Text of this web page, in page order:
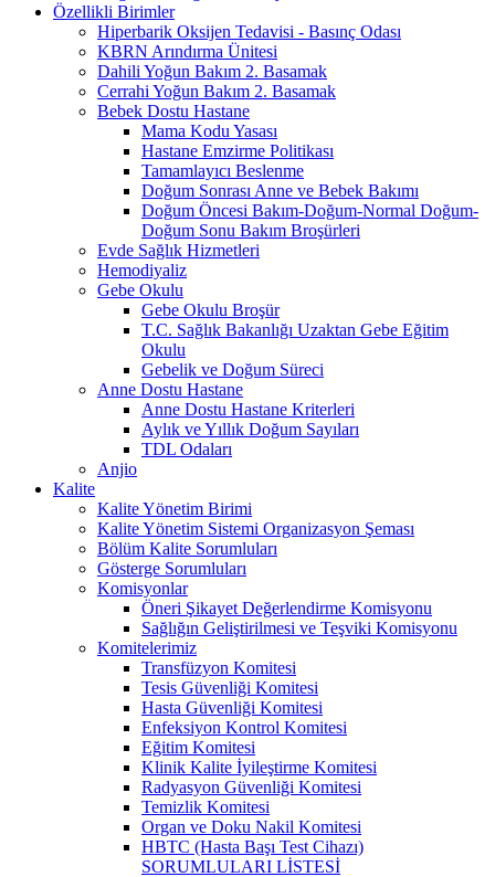
Özellikli Birimler
Hiperbarik Oksijen Tedavisi - Basınç Odası
KBRN Arındırma Ünitesi
Dahili Yoğun Bakım 2. Basamak
Cerrahi Yoğun Bakım 2. Basamak
Bebek Dostu Hastane
Mama Kodu Yasası
Hastane Emzirme Politikası
Tamamlayıcı Beslenme
Doğum Sonrası Anne ve Bebek Bakımı
Doğum Öncesi Bakım-Doğum-Normal Doğum-
Doğum Sonu Bakım Broşürleri
Evde Sağlık Hizmetleri
Hemodiyaliz
Gebe Okulu
Gebe Okulu Broşür
T.C. Sağlık Bakanlığı Uzaktan Gebe Eğitim
Okulu
Gebelik ve Doğum Süreci
Anne Dostu Hastane
Anne Dostu Hastane Kriterleri
Aylık ve Yıllık Doğum Sayıları
TDL Odaları
Anjio
Kalite
Kalite Yönetim Birimi
Kalite Yönetim Sistemi Organizasyon Şeması
Bölüm Kalite Sorumluları
Gösterge Sorumluları
Komisyonlar
Öneri Şikayet Değerlendirme Komisyonu
Sağlığın Geliştirilmesi ve Teşviki Komisyonu
Komitelerimiz
Transfüzyon Komitesi
Tesis Güvenliği Komitesi
Hasta Güvenliği Komitesi
Enfeksiyon Kontrol Komitesi
Eğitim Komitesi
Klinik Kalite İyileştirme Komitesi
Radyasyon Güvenliği Komitesi
Temizlik Komitesi
Organ ve Doku Nakil Komitesi
HBTC (Hasta Başı Test Cihazı)
SORUMLULARI LİSTESİ